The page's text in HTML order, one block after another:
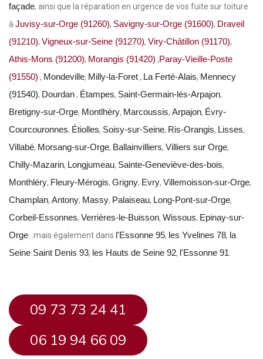
façade, ainsi que la réparation en urgence de vos fuite sur toiture
à Juvisy-sur-Orge (91260), Savigny-sur-Orge (91600), Draveil
(91210), Vigneux-sur-Seine (91270), Viry-Châtillon (91170),
Athis-Mons (91200), Morangis (91420) ,Paray-Vieille-Poste
(91550) , Mondeville, Milly-la-Foret, La Ferté-Alais, Mennecy
(91540), Dourdan, Étampes, Saint-Germain-lès-Arpajon,
Bretigny-sur-Orge, Montlhéry, Marcoussis, Arpajon, Évry-
Courcouronnes, Étiolles, Soisy-sur-Seine, Ris-Orangis, Lisses,
Villabé, Morsang-sur-Orge, Ballainvilliers, Villiers sur Orge,
Chilly-Mazarin, Longjumeau, Sainte-Geneviève-des-bois,
Monthléry, Fleury-Mérogis, Grigny, Evry, Villemoisson-sur-Orge,
Champlan, Antony, Massy, Palaiseau, Long-Pont-sur-Orge,
Corbeil-Essonnes, Verrières-le-Buisson, Wissous, Epinay-sur-
Orge …mais également dans l'Essonne 95, les Yvelines 78, la
Seine Saint Denis 93, les Hauts de Seine 92, l'Essonne 91
09 73 73 24 41
06 19 94 66 09